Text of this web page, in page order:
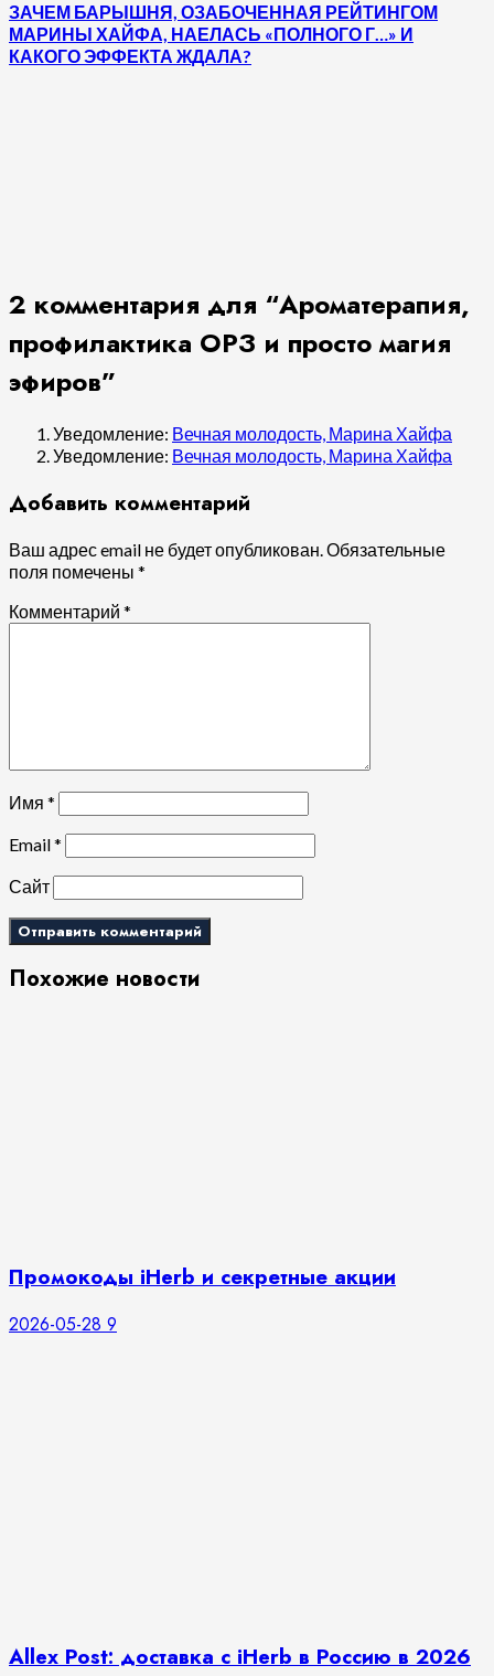
ЗАЧЕМ БАРЫШНЯ, ОЗАБОЧЕННАЯ РЕЙТИНГОМ
МАРИНЫ ХАЙФА, НАЕЛАСЬ «ПОЛНОГО Г…» И
КАКОГО ЭФФЕКТА ЖДАЛА?
2 комментария для “Ароматерапия,
профилактика ОРЗ и просто магия
эфиров”
Уведомление: Вечная молодость, Марина Хайфа
Уведомление: Вечная молодость, Марина Хайфа
Добавить комментарий
Ваш адрес email не будет опубликован. Обязательные
поля помечены *
Комментарий *
Имя *
Email*
Сайт
Похожие новости
Промокоды iHerb и секретные акции
2026-05-28 9
Allex Post: доставка с iHerb в Россию в 2026